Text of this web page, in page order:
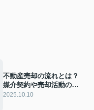
不動産売却の流れとは？
媒介契約や売却活動の種
類についても解説！
2025.10.10